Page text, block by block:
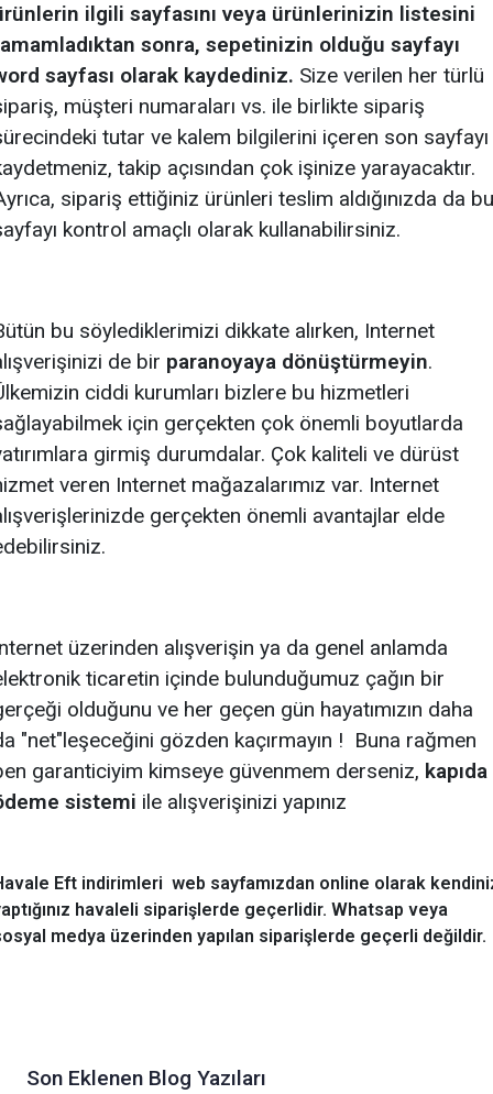
ilgili sayfasını veya ürünlerinizin listesini
sonra, sepetinizin olduğu sayfayı
sayfası olarak kaydediniz. Size verilen her türlü
müşteri numaraları vs. ile birlikte sipariş
tutar ve kalem bilgilerini içeren son sayfayı
takip açısından çok işinize yarayacaktır.
sipariş ettiğiniz ürünleri teslim aldığınızda da bu
kontrol amaçlı olarak kullanabilirsiniz.
bu söylediklerimizi dikkate alırken, Internet
de bir paranoyaya dönüştürmeyin.
ciddi kurumları bizlere bu hizmetleri
için gerçekten çok önemli boyutlarda
girmiş durumdalar. Çok kaliteli ve dürüst
veren Internet mağazalarımız var. Internet
gerçekten önemli avantajlar elde
üzerinden alışverişin ya da genel anlamda
ticaretin içinde bulunduğumuz çağın bir
olduğunu ve her geçen gün hayatımızın daha
"net"leşeceğini gözden kaçırmayın ! Buna rağmen
garanticiyim kimseye güvenmem derseniz, kapıda
sistemi ile alışverişinizi yapınız
Eft indirimleri web sayfamızdan online olarak
havaleli siparişlerde geçerlidir. Whatsap veya
medya üzerinden yapılan siparişlerde geçerli değildir.
Son Eklenen Blog Yazıları